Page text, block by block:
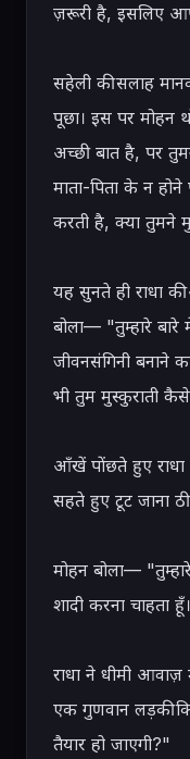
ज़रूरी है, इसलिए
सहेली की सलाह
पूछा। इस पर मोहन
अच्छी बात है, पर
माता-पिता के न होने
करती है, क्या तुमने
यह सुनते ही राधा
बोला— "तुम्हारे
जीवनसंगिनी बनाने
भी तुम मुस्कुराती
आँखें पोंछते हुए
सहते हुए टूट जाना
मोहन बोला—
शादी करना चाहता
राधा ने धीमी
एक गुणवान लड़की
तैयार हो जाएगी?"